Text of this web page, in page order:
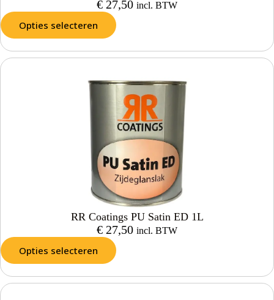
€ 27,50 incl. BTW
Opties selecteren
RR Coatings PU Satin ED 1L
€ 27,50 incl. BTW
Opties selecteren